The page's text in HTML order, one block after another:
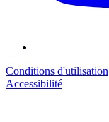
Conditions d'utilisation
Accessibilité